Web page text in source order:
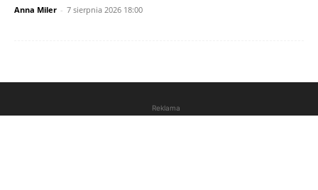
Anna Miler - 7 sierpnia 2026 18:00
Reklama